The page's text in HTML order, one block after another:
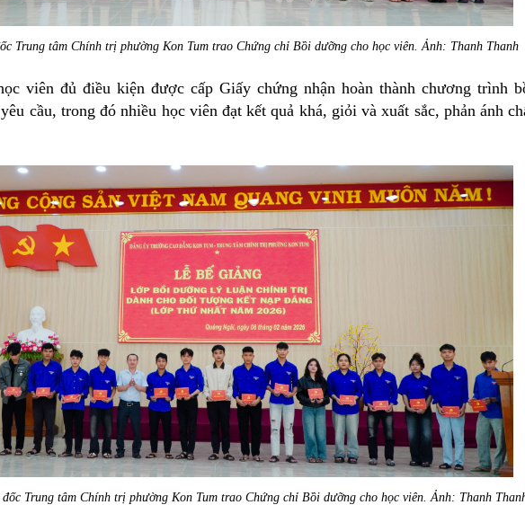
Trung tâm Chính trị phường Kon Tum trao Chứng chỉ Bồi dưỡng cho học viên. Ảnh: Thanh Thanh
viên đủ điều kiện được cấp Giấy chứng nhận hoàn thành chương trình
cầu, trong đó nhiều học viên đạt kết quả khá, giỏi và xuất sắc, phản ánh
Trung tâm Chính trị phường Kon Tum trao Chứng chỉ Bồi dưỡng cho học viên. Ảnh: Thanh